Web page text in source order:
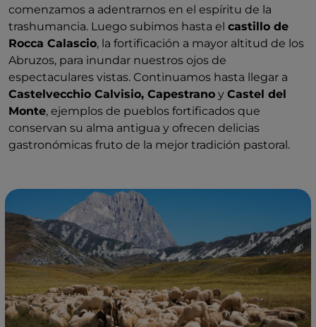
comenzamos a adentrarnos en el espíritu de la
trashumancia. Luego subimos hasta el castillo de
Rocca Calascio, la fortificación a mayor altitud de los
Abruzos, para inundar nuestros ojos de
espectaculares vistas. Continuamos hasta llegar a
Castelvecchio Calvisio, Capestrano y Castel del
Monte, ejemplos de pueblos fortificados que
conservan su alma antigua y ofrecen delicias
gastronómicas fruto de la mejor tradición pastoral.